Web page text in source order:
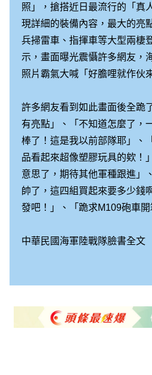
照」，搶搭近日最流行的「真
現詳細的裝備內容，最大的亮
兵掃雷車、指揮車等大型兩棲
示，畫面曝光震懾許多網友，
照片霸氣大喊「好膽哩就作伙
許多網友看到如此畫面後全跪
有亮點」、「不知道怎麼了，
棒了！這是我以前部隊耶」、
品看起來超像塑膠玩具的欸！
意思了，期待其他軍種跟進」
帥了，這四組買起來要多少錢
發吧！」、「跪求M109砲車開
中華民國海軍陸戰隊臉書全文